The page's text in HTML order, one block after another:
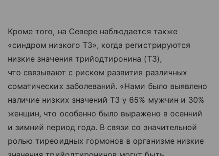
Кроме того, на Севере наблюдается также
«синдром низкого Т3», когда регистрируются
низкие значения трийодтиронина (Т3),
что связывают с риском развития различных
соматических заболеваний. «Нами было выявлено
наличие низких значений Т3 у 65% мужчин и 30%
женщин, что особенно было выражено в осенний
и зимний период года. В связи со значительной
ролью тиреоидных гормонов в организме низкие